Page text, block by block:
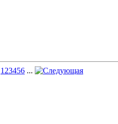
1 23456 ...